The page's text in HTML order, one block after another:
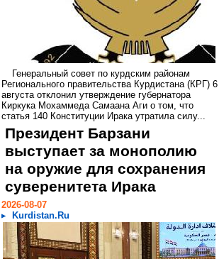
Генеральный совет по курдским районам
Регионального правительства Курдистана (КРГ) 6
августа отклонил утверждение губернатора
Киркука Мохаммеда Самаана Аги о том, что
статья 140 Конституции Ирака утратила силу...
Президент Барзани
выступает за монополию
на оружие для сохранения
суверенитета Ирака
2026-08-07
Kurdistan.Ru